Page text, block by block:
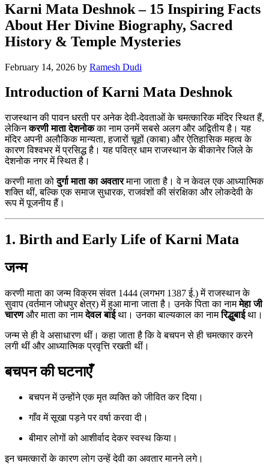
Karni Mata Deshnok – 15 Inspiring Facts
About Her Divine Biography, Sacred
History & Temple Mysteries
February 14, 2026 by Ramesh Dudi
Introduction ofKarni Mata Deshnok
राजस्थान की पावन धरती पर अनेक देवी-देवताओं के चमत्कारिक मंदिर स्थित हैं,
लेकिनकरणी माता देशनोकका नाम उनमें सबसे अलग और अद्वितीय है। यह
मंदिर अपनी अलौकिक मान्यता, हजारों चूहों (काबा) और ऐतिहासिक महत्व के
कारण विश्वभर में प्रसिद्ध है। यह पवित्र धाम राजस्थान के बीकानेर जिले के
देशनोक नगर में स्थित है।
करणी माता कोदुर्गा माता का अवतारमाना जाता है। वे न केवल एक आध्यात्मिक
शक्ति थीं, बल्कि एक समाज सुधारक, राजवंशों की संरक्षिका और लोकदेवी के
रूप में पूजनीय हैं।
1. Birth and Early Life of Karni Mata
जन्म
करणी माता का जन्म विक्रम संवत 1444 (लगभग 1387 ई.) में राजस्थान के
सुवाप (वर्तमान जोधपुर क्षेत्र) में हुआ माना जाता है। उनके पिता का नाममेहा जी
चारणऔर माता का नामदेवल बाईथा। उनका बाल्यकाल का नामरिद्धुबाईथा।
जन्म से ही वे असाधारण थीं। कहा जाता है कि वे बचपन से ही चमत्कार करने
लगी थीं और आध्यात्मिक प्रवृत्ति रखती थीं।
बचपन की घटनाएँ
बचपन में उन्होंने एक मृत व्यक्ति को जीवित कर दिया।
गाँव में सूखा पड़ने पर वर्षा करवा दी।
बीमार लोगों को आशीर्वाद देकर स्वस्थ किया।
इन चमत्कारों के कारण लोग उन्हें देवी का अवतार मानने लगे।